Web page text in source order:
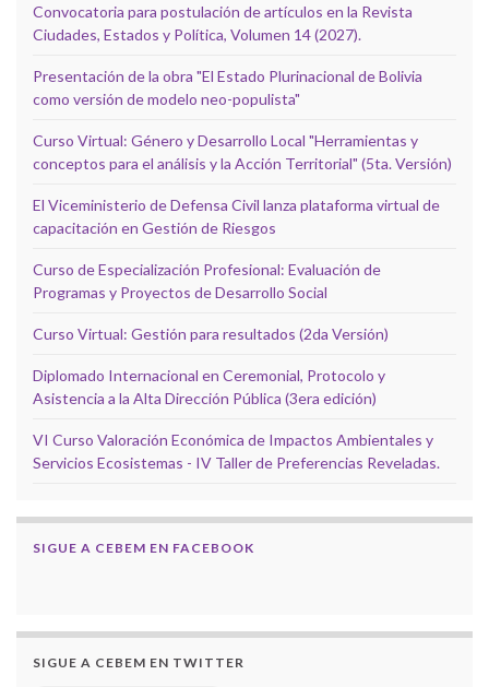
Convocatoria para postulación de artículos en la Revista
Ciudades, Estados y Política, Volumen 14 (2027).
Presentación de la obra "El Estado Plurinacional de Bolivia
como versión de modelo neo-populista"
Curso Virtual: Género y Desarrollo Local "Herramientas y
conceptos para el análisis y la Acción Territorial" (5ta. Versión)
El Viceministerio de Defensa Civil lanza plataforma virtual de
capacitación en Gestión de Riesgos
Curso de Especialización Profesional: Evaluación de
Programas y Proyectos de Desarrollo Social
Curso Virtual: Gestión para resultados (2da Versión)
Diplomado Internacional en Ceremonial, Protocolo y
Asistencia a la Alta Dirección Pública (3era edición)
VI Curso Valoración Económica de Impactos Ambientales y
Servicios Ecosistemas - IV Taller de Preferencias Reveladas.
SIGUE A CEBEM EN FACEBOOK
SIGUE A CEBEM EN TWITTER